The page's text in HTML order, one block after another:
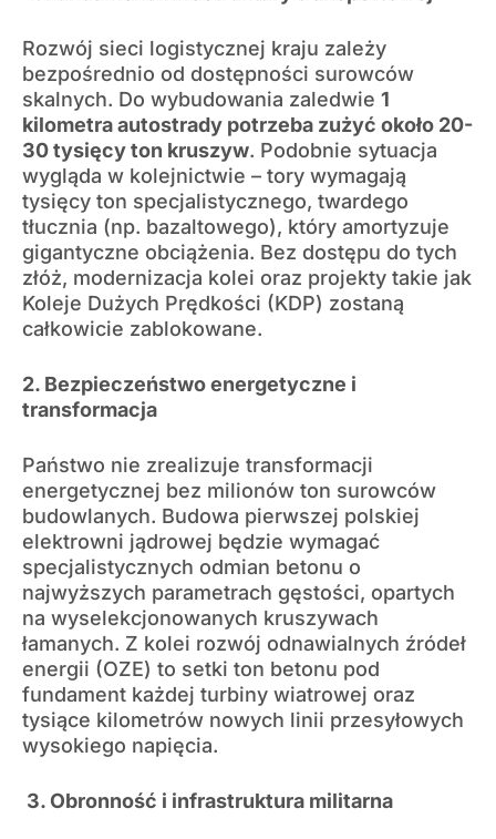
Rozwój sieci logistycznej kraju zależy
bezpośrednio od dostępności surowców
skalnych. Do wybudowania zaledwie 1
kilometra autostrady potrzeba zużyć około 20-
30 tysięcy ton kruszyw. Podobnie sytuacja
wygląda w kolejnictwie – tory wymagają
tysięcy ton specjalistycznego, twardego
tłucznia (np. bazaltowego), który amortyzuje
gigantyczne obciążenia. Bez dostępu do tych
złóż, modernizacja kolei oraz projekty takie jak
Koleje Dużych Prędkości (KDP) zostaną
całkowicie zablokowane.
2. Bezpieczeństwo energetyczne i
transformacja
Państwo nie zrealizuje transformacji
energetycznej bez milionów ton surowców
budowlanych. Budowa pierwszej polskiej
elektrowni jądrowej będzie wymagać
specjalistycznych odmian betonu o
najwyższych parametrach gęstości, opartych
na wyselekcjonowanych kruszywach
łamanych. Z kolei rozwój odnawialnych źródeł
energii (OZE) to setki ton betonu pod
fundament każdej turbiny wiatrowej oraz
tysiące kilometrów nowych linii przesyłowych
wysokiego napięcia.
3. Obronność i infrastruktura militarna